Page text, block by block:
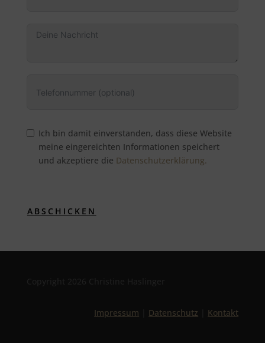
Ich bin damit einverstanden, dass diese Website
meine eingereichten Informationen speichert
und akzeptiere die Datenschutzerklärung.
ABSCHICKEN
Impressum Datenschutz Kontakt